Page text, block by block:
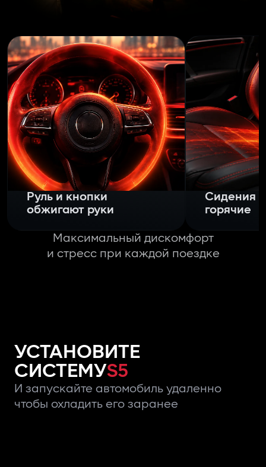
Руль и кнопки
обжигают руки
Сидения
горячие
Максимальный дискомфорт
и стресс при каждой поездке
УСТАНОВИТЕ
СИСТЕМУS5
И запускайте автомобиль удаленно
чтобы охладить его заранее